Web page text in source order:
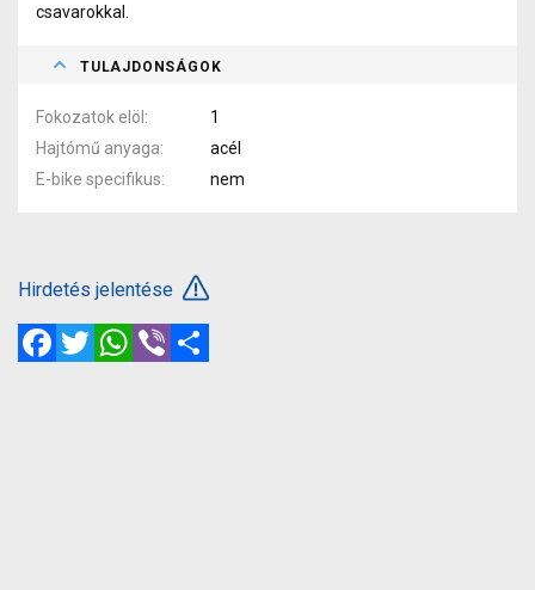
csavarokkal.
TULAJDONSÁGOK
Fokozatok elöl
1
Hajtómű anyaga
acél
E-bike specifikus
nem
Hirdetés jelentése
FacebookTwitterWhatsApp
Viber